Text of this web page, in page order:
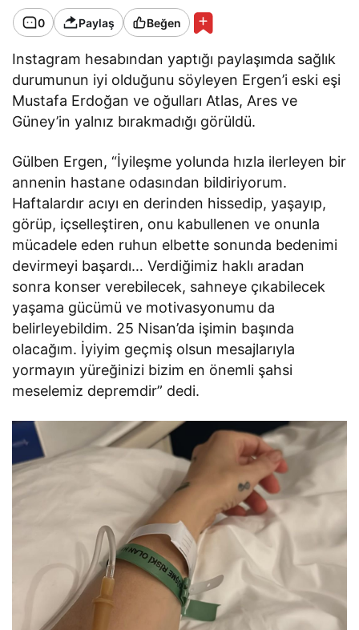
0 Paylaş Beğen
Instagram hesabından yaptığı paylaşımda sağlık
durumunun iyi olduğunu söyleyen Ergen’i eski eşi
Mustafa Erdoğan ve oğulları Atlas, Ares ve
Güney’in yalnız bırakmadığı görüldü.
Gülben Ergen, “İyileşme yolunda hızla ilerleyen bir
annenin hastane odasından bildiriyorum.
Haftalardır acıyı en derinden hissedip, yaşayıp,
görüp, içselleştiren, onu kabullenen ve onunla
mücadele eden ruhun elbette sonunda bedenimi
devirmeyi başardı… Verdiğimiz haklı aradan
sonra konser verebilecek, sahneye çıkabilecek
yaşama gücümü ve motivasyonumu da
belirleyebildim. 25 Nisan’da işimin başında
olacağım. İyiyim geçmiş olsun mesajlarıyla
yormayın yüreğinizi bizim en önemli şahsi
meselemiz depremdir” dedi.